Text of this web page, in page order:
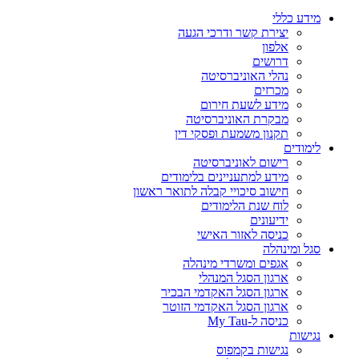
מידע כללי
יצירת קשר ודרכי הגעה
אלפון
דרושים
נהלי האוניברסיטה
מכרזים
מידע לשעת חירום
מבקרת האוניברסיטה
תקנון משמעת ופסקי דין
לימודים
רישום לאוניברסיטה
מידע למתעניינים בלימודים
חישוב סיכויי קבלה לתואר ראשון
לוח שנת הלימודים
ידיעונים
כניסה לאזור האישי
סגל ומינהלה
אגפים ומשרדי מינהלה
ארגון הסגל המנהלי
ארגון הסגל האקדמי הבכיר
ארגון הסגל האקדמי הזוטר
כניסה ל-My Tau
נגישות
נגישות בקמפוס